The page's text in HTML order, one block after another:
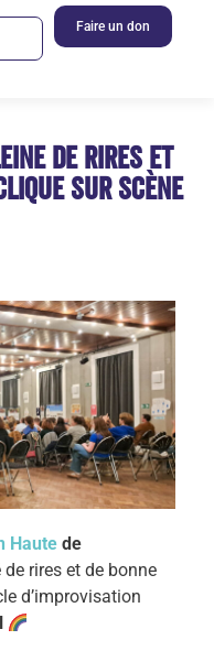
Faire un don
de rires et
sur scène
Haute de
de rires et de bonne
d’improvisation